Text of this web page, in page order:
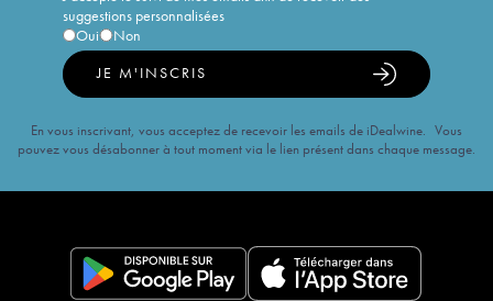
suggestions personnalisées
Oui
Non
JE M'INSCRIS
En vous inscrivant, vous acceptez de recevoir les emails de iDealwine. Vous
pouvez vous désabonner à tout moment via le lien présent dans chaque message.